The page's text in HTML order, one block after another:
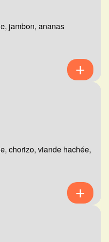
jambon, ananas
chorizo, viande hachée,